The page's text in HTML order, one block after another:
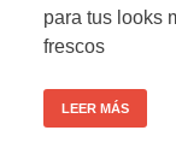
para tus looks
frescos
LEER MÁS